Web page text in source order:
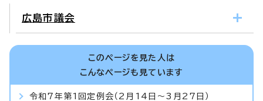
広島市議会
このページを見た人は
こんなページも見ています
令和7年第1回定例会（2月14日～3月27日）